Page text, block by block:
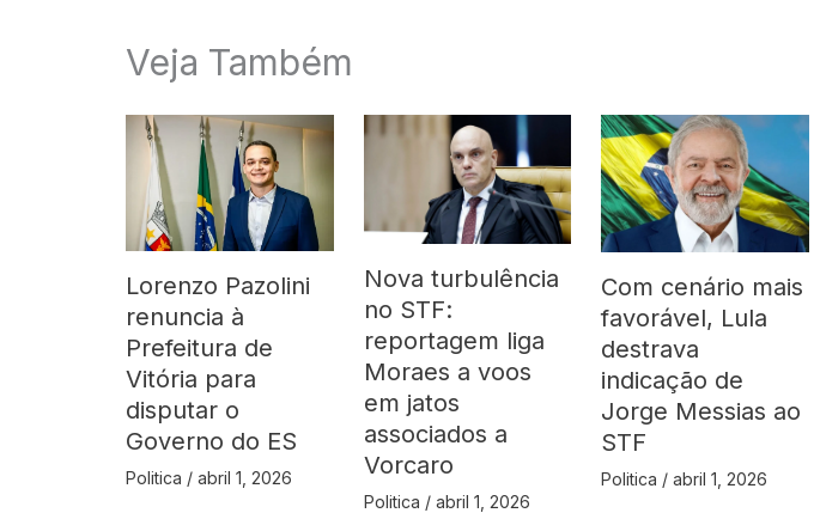
Veja Também
Lorenzo Pazolini
renuncia à
Prefeitura de
Vitória para
disputar o
Governo do ES
Politica / abril 1, 2026
Nova turbulência
no STF:
reportagem liga
Moraes a voos
em jatos
associados a
Vorcaro
Politica / abril 1, 2026
Com cenário mais
favorável, Lula
destrava
indicação de
Jorge Messias ao
STF
Politica /abril 1, 2026